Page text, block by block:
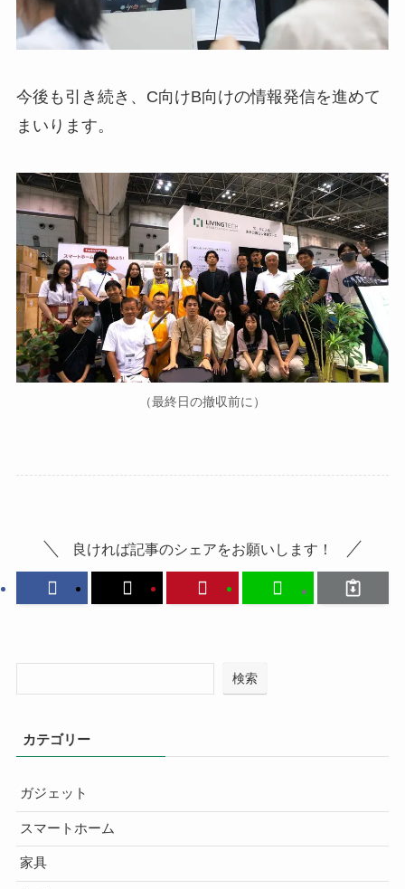
今後も引き続き、C向けB向けの情報発信を進めて
まいります。
（最終日の撤収前に）
良ければ記事のシェアをお願いします！
検索
カテゴリー
ガジェット
スマートホーム
家具